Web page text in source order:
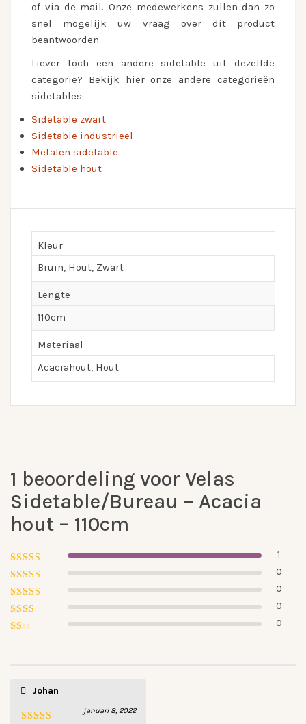
of via de mail. Onze medewerkens zullen dan zo
snel mogelijk uw vraag over dit product
beantwoorden.
Liever toch een andere sidetable uit dezelfde
categorie? Bekijk hier onze andere categorieën
sidetables:
Sidetable zwart
Sidetable industrieel
Metalen sidetable
Sidetable hout
Kleur
Bruin, Hout, Zwart
Lengte
110cm
Materiaal
Acaciahout, Hout
1 beoordeling voor Velas
Sidetable/Bureau – Acacia
hout – 110cm
Gewaardeerd
5uit 5
1
Gewaardeerd
4uit 5
0
Gewaardeerd
3uit
5
0
Gewaardeerd
2
0
0
Johan
januari 8, 2022